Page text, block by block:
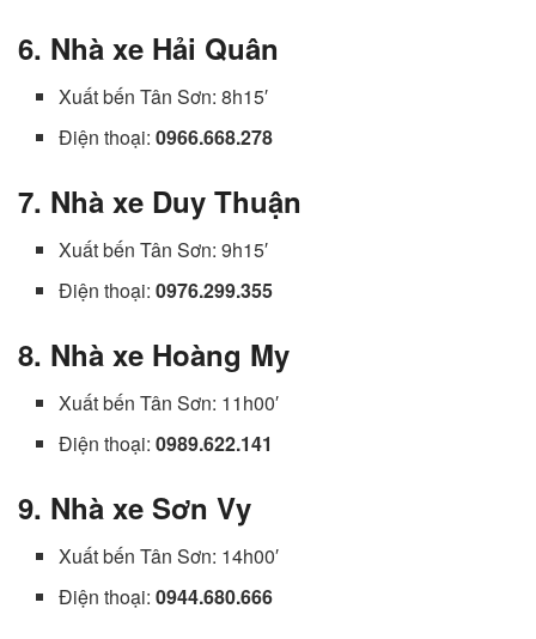
6. Nhà xe Hải Quân
Xuất bến Tân Sơn: 8h15′
Điện thoại:0966.668.278
7. Nhà xe Duy Thuận
Xuất bến Tân Sơn: 9h15′
Điện thoại:0976.299.355
8. Nhà xe Hoàng My
Xuất bến Tân Sơn: 11h00′
Điện thoại:0989.622.141
9. Nhà xe Sơn Vy
Xuất bến Tân Sơn: 14h00′
Điện thoại:0944.680.666